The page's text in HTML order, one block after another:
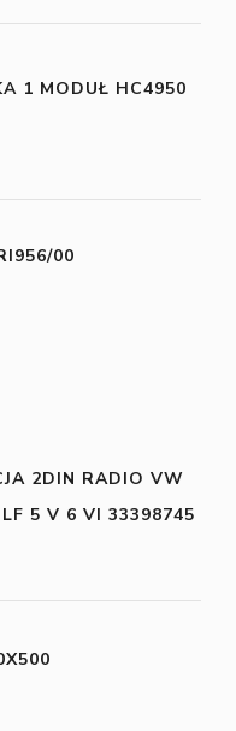
1 MODUŁ HC4950
00
2DIN RADIO VW
5 V 6 VI 33398745